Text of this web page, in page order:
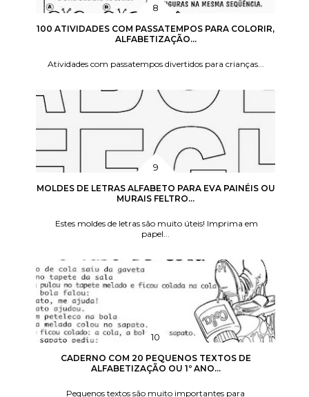
100 ATIVIDADES COM PASSATEMPOS PARA COLORIR,
ALFABETIZAÇÃO...
Atividades com passatempos divertidos para crianças...
MOLDES DE LETRAS ALFABETO PARA EVA PAINÉIS OU
MURAIS FELTRO...
Estes moldes de letras são muito úteis! Imprima em
papel...
CADERNO COM 20 PEQUENOS TEXTOS DE
ALFABETIZAÇÃO OU 1º ANO...
Pequenos textos são muito importantes para